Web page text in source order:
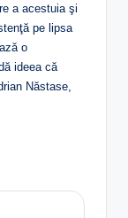
a acestuia şi
pe lipsa
o
ideea că
Năstase,